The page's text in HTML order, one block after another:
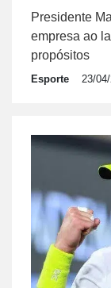
Presidente
empresa ao
propósitos
Esporte 23/